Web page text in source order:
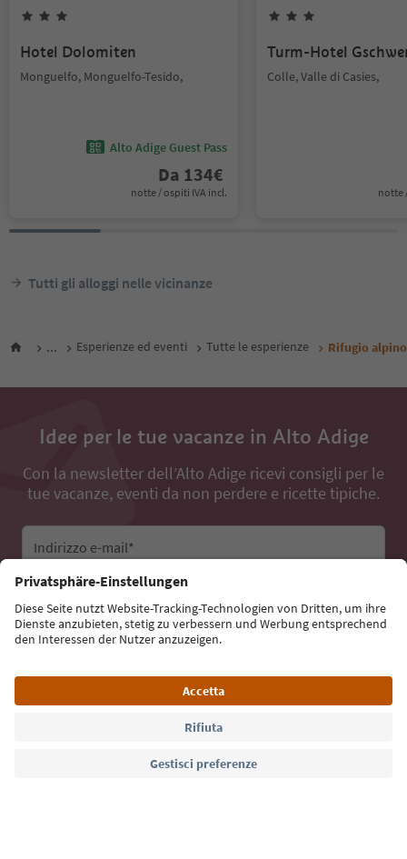
Hotel Dolomiten
Monguelfo, Monguelfo-Tesido,
Alto Adige Guest Pass
Da 134€
notte / ospiti IVA incl.
Turm-Hotel
Colle, Valle di Casies,
notte
Tutti gli alloggi nelle vicinanze
... Esperienze ed eventi Tutte le esperienze Rifugio
Idee per le tue vacanze in Alto Adige
Con la newsletter dell’Alto Adige ricevi consigli per le
tue vacanze, eventi da non perdere e ricette tipiche.
Indirizzo e-mail*
Iscriviti alla newsletter